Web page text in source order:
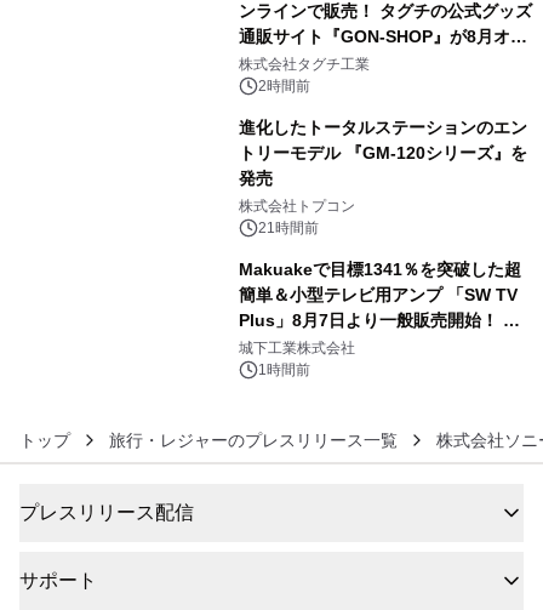
ンラインで販売！ タグチの公式グッズ
通販サイト『GON-SHOP』が8月オー
プン
株式会社タグチ工業
2時間前
進化したトータルステーションのエン
トリーモデル 『GM-120シリーズ』を
発売
株式会社トプコン
21時間前
Makuakeで目標1341％を突破した超
簡単＆小型テレビ用アンプ 「SW TV
Plus」8月7日より一般販売開始！ ケ
ーブル1本つなぐだけ、テレビの音が
ぐっと豊かに
城下工業株式会社
1時間前
トップ 旅行・レジャーのプレスリリース一覧 株式会社ソ
プレスリリース配信
サポート